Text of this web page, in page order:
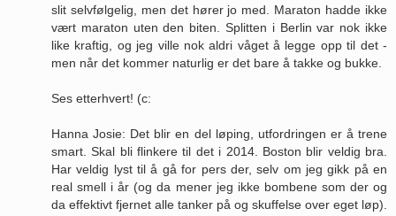
slit selvfølgelig, men det hører jo med. Maraton hadde ikke
vært maraton uten den biten. Splitten i Berlin var nok ikke
like kraftig, og jeg ville nok aldri våget å legge opp til det -
men når det kommer naturlig er det bare å takke og bukke.
Ses etterhvert! (c:
Hanna Josie: Det blir en del løping, utfordringen er å trene
smart. Skal bli flinkere til det i 2014. Boston blir veldig bra.
Har veldig lyst til å gå for pers der, selv om jeg gikk på en
real smell i år (og da mener jeg ikke bombene som der og
da effektivt fjernet alle tanker på og skuffelse over eget løp).